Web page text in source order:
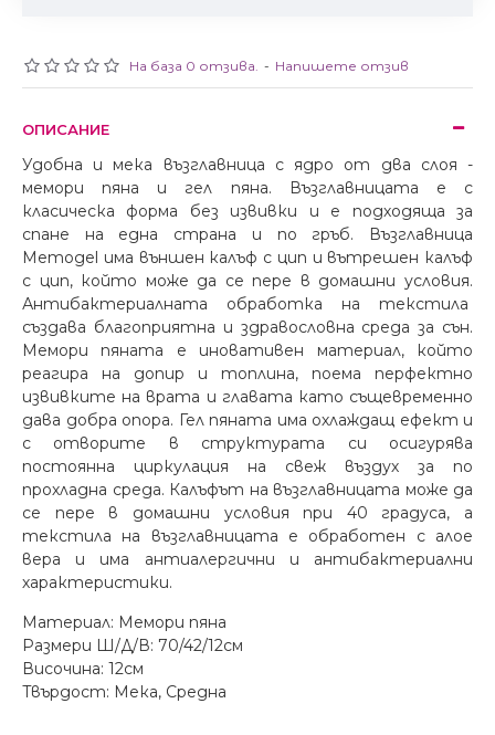
На база 0 отзива. - Напишете отзив
ОПИСАНИЕ
Удобна и мека възглавница с ядро от два слоя -
мемори пяна и гел пяна. Възглавницата е с
класическа форма без извивки и е подходяща за
спане на една страна и по гръб. Възглавница
Memogel има външен калъф с цип и вътрешен калъф
с цип, който може да се пере в домашни условия.
Антибактериалната обработка на текстила
създава благоприятна и здравословна среда за сън.
Мемори пяната е иновативен материал, който
реагира на допир и топлина, поема перфектно
извивките на врата и главата като същевременно
дава добра опора. Гел пяната има охлаждащ ефект и
с отворите в структурата си осигурява
постоянна циркулация на свеж въздух за по
прохладна среда. Калъфът на възглавницата може да
се пере в домашни условия при 40 градуса, а
текстила на възглавницата е обработен с алое
вера и има антиалергични и антибактериални
характеристики.
Материал: Мемори пяна
Размери Ш/Д/В: 70/42/12см
Височина: 12см
Твърдост: Мека, Средна